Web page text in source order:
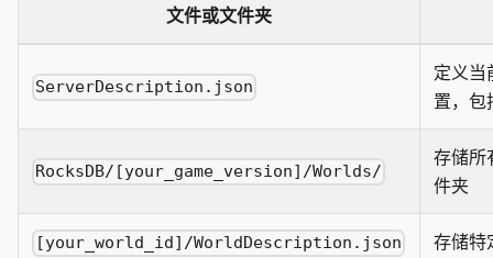
文件或文件夹
ServerDescription.json
定义当
置，包
RocksDB/[your_game_version]/Worlds/
存储所
件夹
[your_world_id]/WorldDescription.json 存储特